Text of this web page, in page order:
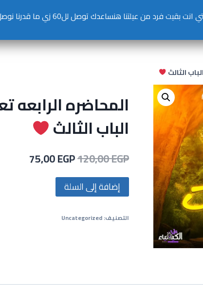
الثالث
المحاضره الرابعه
الباب الثالث
120,00EGP
75,00EGP
إضافة إلى السلة
التصنيف:Uncategorized
من عيلتنا هنساعدك توصل لل60 زي ما قدرنا نوصل كتير قبلك